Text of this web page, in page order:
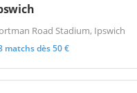
Road Stadium, Ipswich
matchs dès 50 €